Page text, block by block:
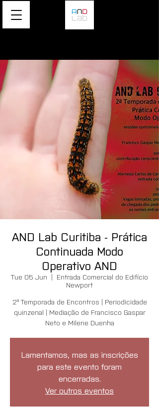
AND Lab Curitiba - Prática
Continuada Modo
Operativo AND
Tue 05 Jun
  |
Entrada Comercial do Edifício
Newport
2ª Temporada de Encontros | Periodicidade
quinzenal | Mediação de Francisco Gaspar
Neto e Milene Duenha
Lamentamos, mas as inscrições
para este evento foram
encerradas.
Ver outros eventos